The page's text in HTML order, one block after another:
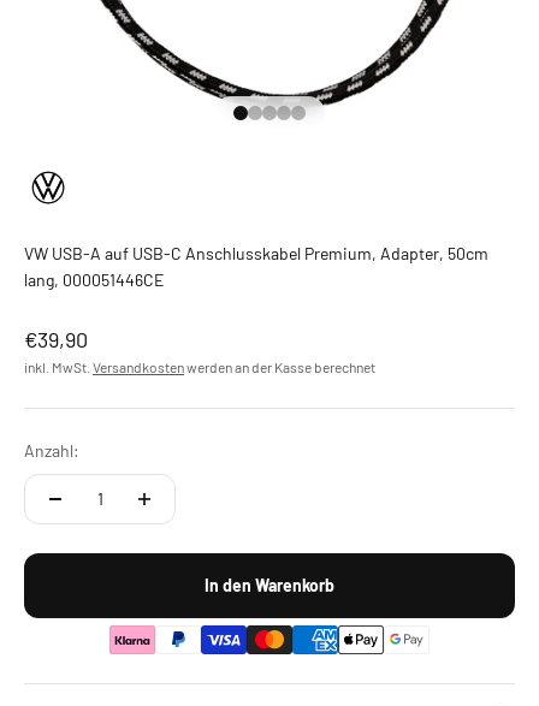
Gehe zu Element 1
Gehe zu Element 2
Gehe zu Element 3
Gehe zu Element 4
Gehe zu Element 5
VW USB-A auf USB-C Anschlusskabel Premium, Adapter, 50cm
lang, 000051446CE
Angebot
€39,90
inkl. MwSt. Versandkostenwerden an der Kasse berechnet
Anzahl:
In den Warenkorb